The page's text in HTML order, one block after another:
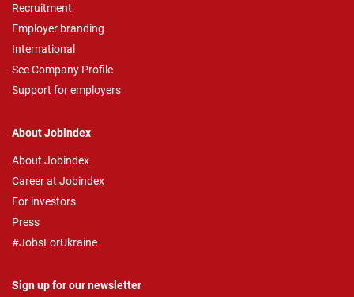
Recruitment
Employer branding
International
See Company Profile
Support for employers
About Jobindex
About Jobindex
Career at Jobindex
For investors
Press
#JobsForUkraine
Sign up for our newsletter